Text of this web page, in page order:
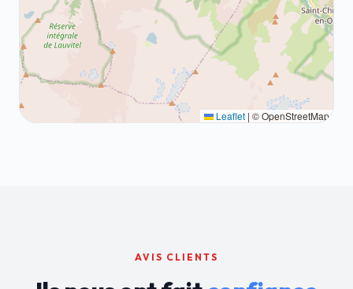
Leaflet | © OpenStreetMap
AVIS CLIENTS